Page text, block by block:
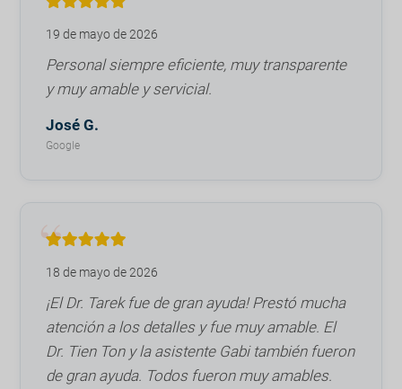
19 de mayo de 2026
Personal siempre eficiente, muy transparente
y muy amable y servicial.
José G.
Google
18 de mayo de 2026
¡El Dr. Tarek fue de gran ayuda! Prestó mucha
atención a los detalles y fue muy amable. El
Dr. Tien Ton y la asistente Gabi también fueron
de gran ayuda. Todos fueron muy amables.